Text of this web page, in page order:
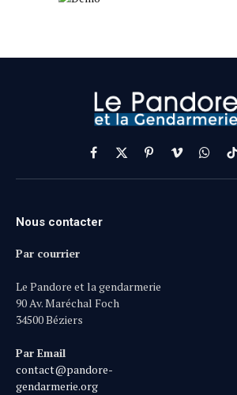
Facebook
X
(Twitter)
PinterestVimeo
Nous contacter
Par courrier
Le Pandore et la gendarmerie
90 Av. Maréchal Foch
34500 Béziers
Par Email
contact@pandore-
gendarmerie.org